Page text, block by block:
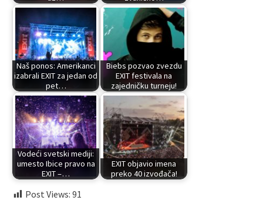
Naš ponos: Amerikanci
izabrali EXIT za jedan od
pet…
Biebs pozvao zvezdu
EXIT festivala na
zajedničku turneju!
Vodeći svetski mediji:
umesto Ibice pravo na
EXIT –…
EXIT objavio imena
preko 40 izvođača!
Post Views: 91